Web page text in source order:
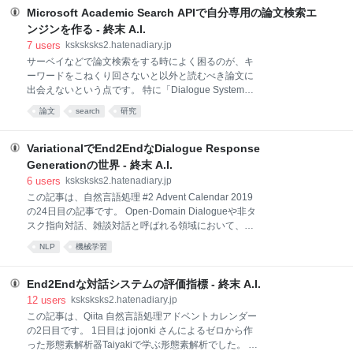
す。 ETL処理などを最初に作成したタイミングでは、
その処理が意図したものになっているか確認すると思
います。一方で、日次のバッチ処理や、動き続けてい
ータが加工されているかどうかは、通常の方法では処
理自体が成功したかどうかくらいしか確認するすべが
ありません。 しかし、日々のデータ処理は簡単に意図
しないデータを生み出してしまう可能性があります。
スデー
Microsoft Academic Search APIで自分専用の論文検索エ
ンジンを作る - 終末 A.I.
7 users
ksksksks2.hatenadiary.jp
サーベイなどで論文検索をする時によく困るのが、キ
ーワードをこねくり回さないと以外と読むべき論文に
出会えないという点です。 特に「Dialogue System」
や「Image Captioning」などのように、母数が少ない
ニッチな分野になると、学術用検索エンジンにキーワ
のがトップに上がってくるだけで、必ずしもその分野
を代表するような論文がヒットしてくれるわけではあ
りません。 ホットな分野であれば、サーベイ論文、学
ブックマーク」を漁ると良さそうな情報が見つかるこ
ともありますが、なかなか新しい情報がまとまってい
ないということも多くあります。 その点で検索しやす
いなと思っているのが、Microsoft Academicです。 下
論文 search 研究
VariationalでEnd2EndなDialogue Response
Generationの世界 - 終末 A.I.
6 users
ksksksks2.hatenadiary.jp
この記事は、自然言語処理 #2 Advent Calendar 2019
の24日目の記事です。 Open-Domain Dialogueや非タ
スク指向対話、雑談対話と呼ばれる領域において、発
話データのみを使用したEnd2Endな対話応答生成を試
みる歴史はそこまで古くなく、[Ritter et al+ 11]や
的最近始まった研究テーマとなります。 これらは、
Twitterなどの登場により、ユーザー間で行われる、ほ
とんどドメインを限定しない、もしくは多様なドメイ
ンにまたがる、大量の対話データを、容易に収集でき
るようになったことにより、活発に研究されるように
NLP 機械学習
End2Endな対話システムの評価指標 - 終末 A.I.
12 users
ksksksks2.hatenadiary.jp
この記事は、Qiita 自然言語処理アドベントカレンダー
の2日目です。 1日目は jojonki さんによるゼロから作
った形態素解析器Taiyakiで学ぶ形態素解析でした。 こ